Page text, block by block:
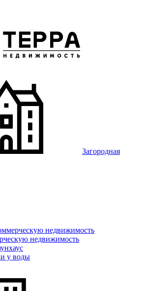
Загородная
недвижимость
недвижимость
у воды